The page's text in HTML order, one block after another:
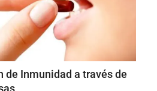
de Inmunidad a través de